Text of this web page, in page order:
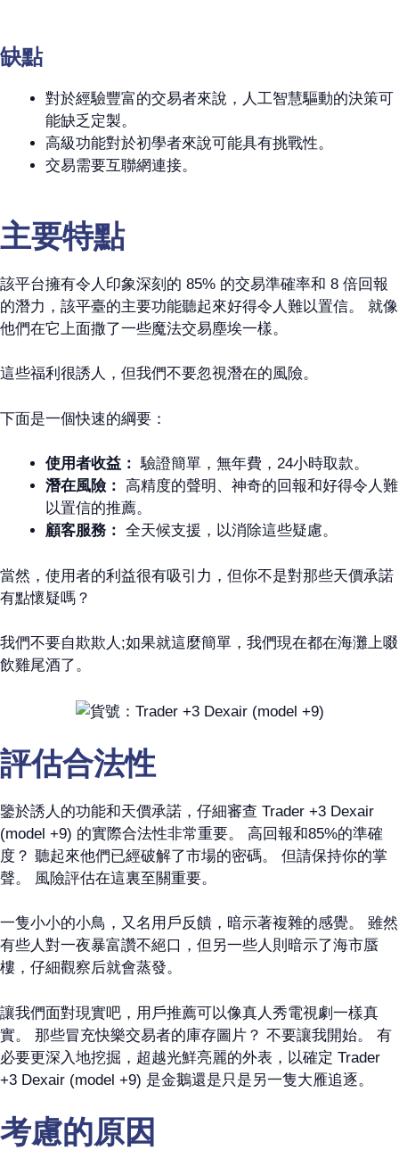
缺點
對於經驗豐富的交易者來說，人工智慧驅動的決策可
能缺乏定製。
高級功能對於初學者來說可能具有挑戰性。
交易需要互聯網連接。
主要特點
該平台擁有令人印象深刻的 85% 的交易準確率和 8 倍回報
的潛力，該平臺的主要功能聽起來好得令人難以置信。 就像
他們在它上面撒了一些魔法交易塵埃一樣。
這些福利很誘人，但我們不要忽視潛在的風險。
下面是一個快速的綱要：
使用者收益： 驗證簡單，無年費，24小時取款。
潛在風險： 高精度的聲明、神奇的回報和好得令人難
以置信的推薦。
顧客服務： 全天候支援，以消除這些疑慮。
當然，使用者的利益很有吸引力，但你不是對那些天價承諾
有點懷疑嗎？
我們不要自欺欺人;如果就這麼簡單，我們現在都在海灘上啜
飲雞尾酒了。
評估合法性
鑒於誘人的功能和天價承諾，仔細審查 Trader +3 Dexair
(model +9) 的實際合法性非常重要。 高回報和85%的準確
度？ 聽起來他們已經破解了市場的密碼。 但請保持你的掌
聲。 風險評估在這裏至關重要。
一隻小小的小鳥，又名用戶反饋，暗示著複雜的感覺。 雖然
有些人對一夜暴富讚不絕口，但另一些人則暗示了海市蜃
樓，仔細觀察后就會蒸發。
讓我們面對現實吧，用戶推薦可以像真人秀電視劇一樣真
實。 那些冒充快樂交易者的庫存圖片？ 不要讓我開始。 有
必要更深入地挖掘，超越光鮮亮麗的外表，以確定 Trader
+3 Dexair (model +9) 是金鵝還是只是另一隻大雁追逐。
考慮的原因